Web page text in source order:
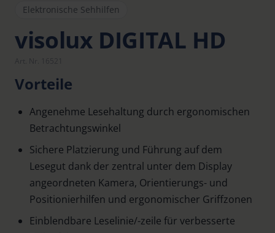
Elektronische Sehhilfen
visolux DIGITAL HD
Vorteile
Angenehme Lesehaltung durch ergonomischen
Betrachtungswinkel
Sichere Platzierung und Führung auf dem
Lesegut dank der zentral unter dem Display
angeordneten Kamera, Orientierungs- und
Positionierhilfen und ergonomischer Griffzonen
Einblendbare Leselinie/-zeile für verbesserte